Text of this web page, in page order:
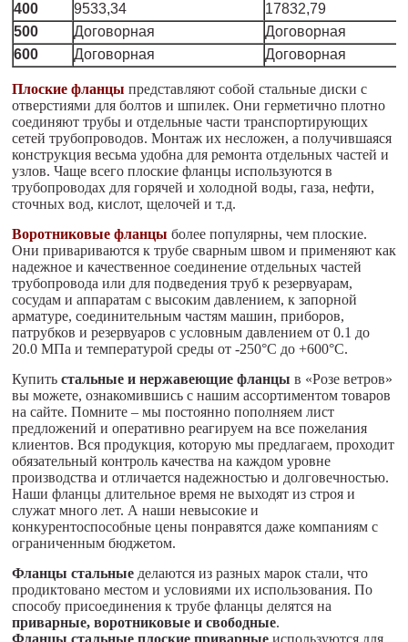
400
9533,34
17832,79
500
Договорная
Договорная
600
Договорная Договорная
Плоские фланцы представляют собой стальные диски с
отверстиями для болтов и шпилек. Они герметично плотно
соединяют трубы и отдельные части транспортирующих
сетей трубопроводов. Монтаж их несложен, а получившаяся
конструкция весьма удобна для ремонта отдельных частей и
узлов. Чаще всего плоские фланцы используются в
трубопроводах для горячей и холодной воды, газа, нефти,
сточных вод, кислот, щелочей и т.д.
Воротниковые фланцы более популярны, чем плоские.
Они привариваются к трубе сварным швом и применяют как
надежное и качественное соединение отдельных частей
трубопровода или для подведения труб к резервуарам,
сосудам и аппаратам с высоким давлением, к запорной
арматуре, соединительным частям машин, приборов,
патрубков и резервуаров с условным давлением от 0.1 до
20.0 МПа и температурой среды от -250°С до +600°С.
Купить стальные и нержавеющие фланцы в «Розе ветров»
вы можете, ознакомившись с нашим ассортиментом товаров
на сайте. Помните – мы постоянно пополняем лист
предложений и оперативно реагируем на все пожелания
клиентов. Вся продукция, которую мы предлагаем, проходит
обязательный контроль качества на каждом уровне
производства и отличается надежностью и долговечностью.
Наши фланцы длительное время не выходят из строя и
служат много лет. А наши невысокие и
конкурентоспособные цены понравятся даже компаниям с
ограниченным бюджетом.
Фланцы стальные делаются из разных марок стали, что
продиктовано местом и условиями их использования. По
способу присоединения к трубе фланцы делятся на
приварные, воротниковые и свободные.
Фланцы стальные плоские приварные используются для